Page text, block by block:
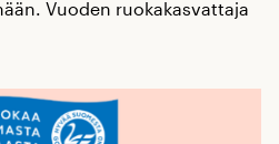
Vuoden ruokakasvattaja